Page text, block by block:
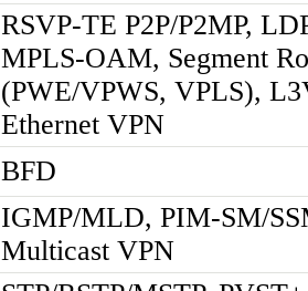
RSVP-TE P2P/P2MP,
MPLS-OAM, Segment
(PWE/VPWS, VPLS),
Ethernet VPN
BFD
IGMP/MLD, PIM-SM/
Multicast VPN